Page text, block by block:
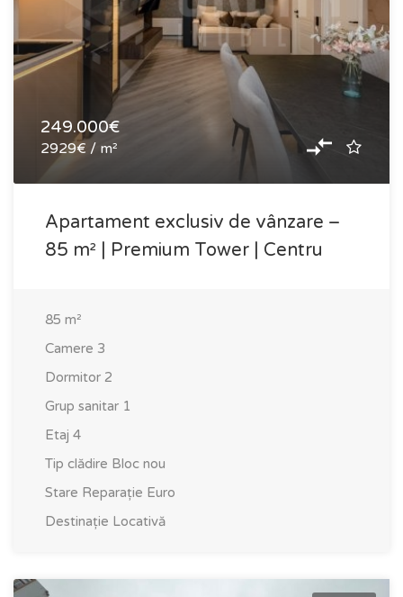
249.000€
2929€ / m²
Apartament exclusiv de vânzare –
85 m² | Premium Tower | Centru
85 m²
Camere 3
Dormitor 2
Grup sanitar 1
Etaj 4
Tip clădire Bloc nou
Stare Reparație Euro
Destinație Locativă